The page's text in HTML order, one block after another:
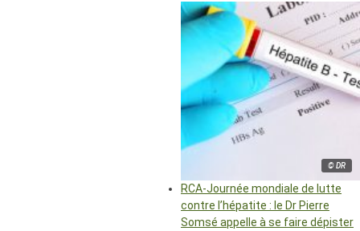
© DR
RCA-Journée mondiale de lutte
contre l’hépatite : le Dr Pierre
Somsé appelle à se faire dépister